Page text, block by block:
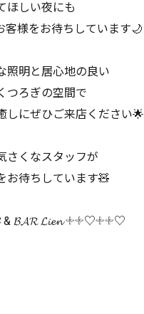
ほしい夜にも
客様をお待ちしています🌙
照明と居心地の良い
つろぎの空間で
しにぜひご来店ください🌟
さくなスタッフが
お待ちしています🧸
𝓑𝓐𝓡 𝓛𝓲𝓮𝓷 𓇬𓇬♡𓇬𓇬♡